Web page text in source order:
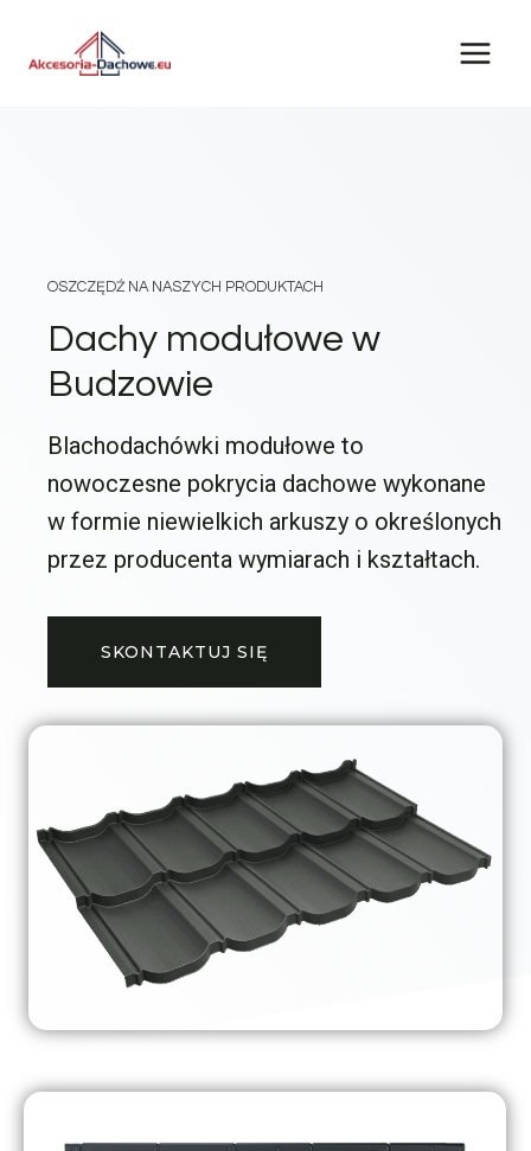
OSZCZĘDŹ NA NASZYCH PRODUKTACH
Dachy modułowe w
Budzowie
Blachodachówki modułowe to
nowoczesne pokrycia dachowe wykonane
w formie niewielkich arkuszy o określonych
przez producenta wymiarach i kształtach.
SKONTAKTUJ SIĘ